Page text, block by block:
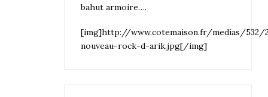
bahut armoire….
[img]http://www.cotemaison.fr/medias/532/
nouveau-rock-d-arik.jpg[/img]